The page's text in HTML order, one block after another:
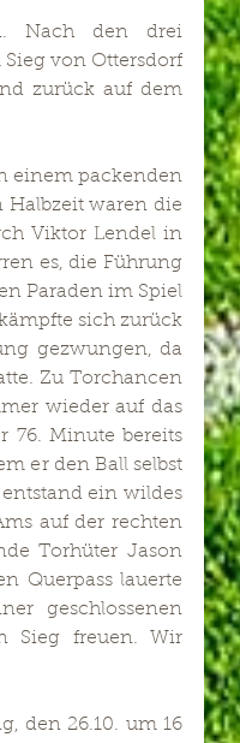
Nach den drei
von Ottersdorf
zurück auf dem
einem packenden
Halbzeit waren die
Viktor Lendel in
es, die Führung
Paraden im Spiel
sich zurück
gezwungen, da
Zu Torchancen
wieder auf das
76. Minute bereits
er den Ball selbst
ein wildes
auf der rechten
Torhüter Jason
Querpass lauerte
geschlossenen
Sieg freuen. Wir
den 26.10. um 16